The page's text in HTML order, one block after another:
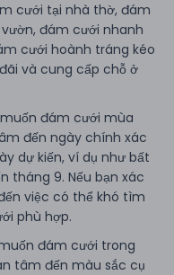
cưới tại nhà thờ, đám
đám cưới nhanh
cưới hoành tráng kéo
và cung cấp chỗ ở
đám cưới mùa
đến ngày chính xác
dự kiến, ví dụ như bất
tháng 9. Nếu bạn xác
việc có thể khó tìm
phù hợp.
đám cưới trong
tâm đến màu sắc cụ